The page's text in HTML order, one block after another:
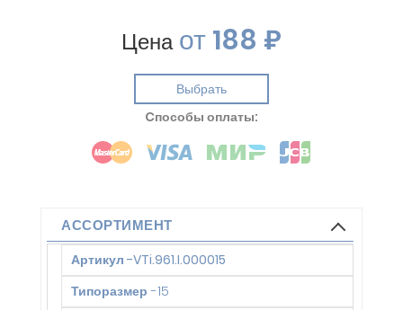
Ценаот188 ₽
Выбрать
Cпособы оплаты:
АССОРТИМЕНТ
Артикул -VTi.961.I.000015
Типоразмер -15